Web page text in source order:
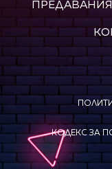
ПРЕДАВАНИЯ
КОДЕКС ЗА